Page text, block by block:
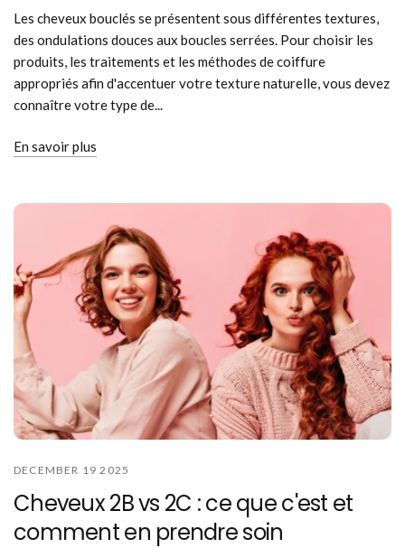
Les cheveux bouclés se présentent sous différentes textures,
des ondulations douces aux boucles serrées. Pour choisir les
produits, les traitements et les méthodes de coiffure
appropriés afin d'accentuer votre texture naturelle, vous devez
connaître votre type de...
En savoir plus
DECEMBER 19 2025
Cheveux 2B vs 2C : ce que c'est et
comment en prendre soin